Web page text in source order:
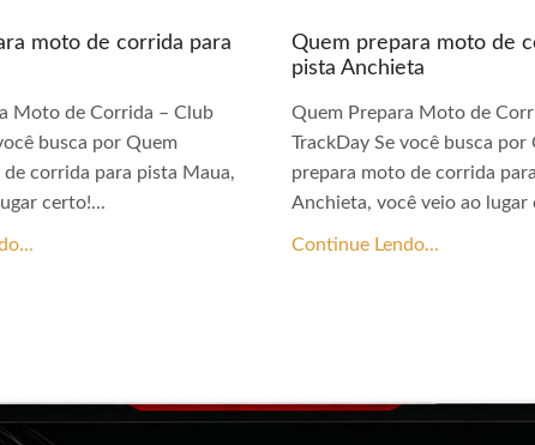
moto de corrida para
Moto de Corrida – Club
busca por Quem
corrida para pista Maua,
certo!...
Quem prepara moto de
pista Anchieta
Quem Prepara Moto de
TrackDay Se você busca por
prepara moto de corrida
Anchieta, você veio ao lugar
Continue Lendo...